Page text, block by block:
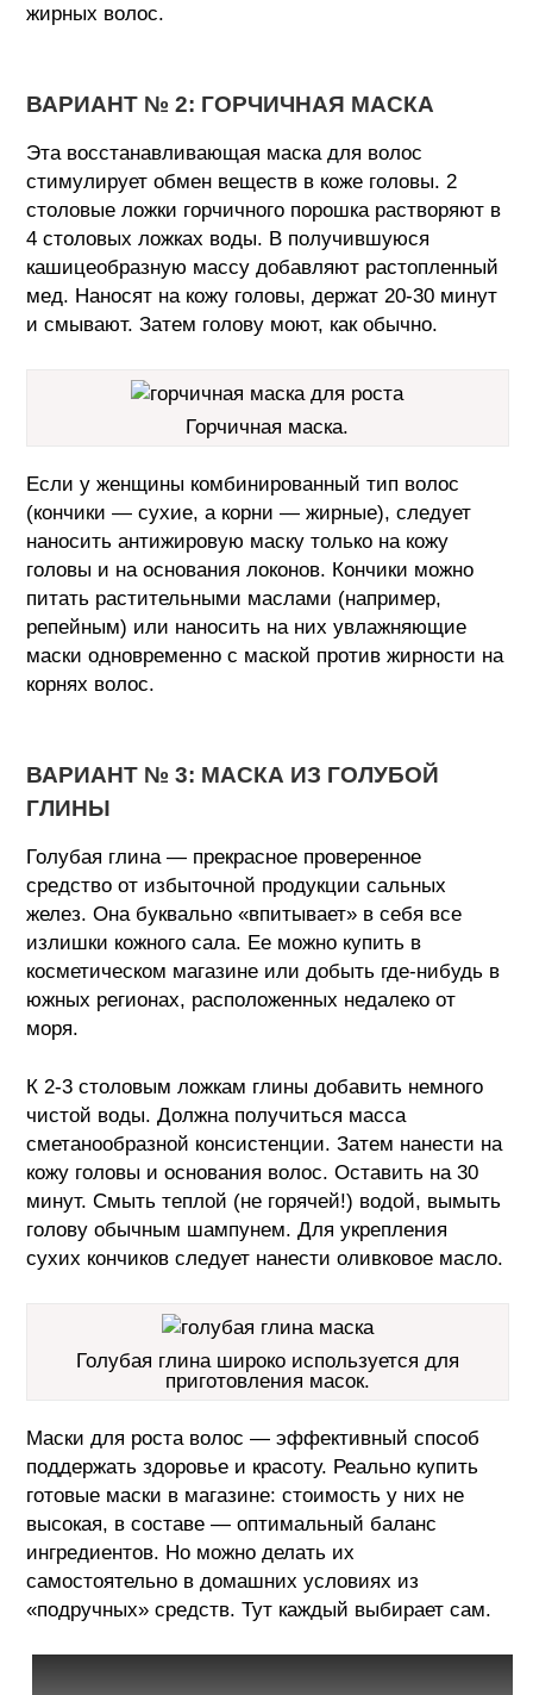
жирных волос.
ВАРИАНТ № 2: ГОРЧИЧНАЯ МАСКА
Эта восстанавливающая маска для волос
стимулирует обмен веществ в коже головы. 2
столовые ложки горчичного порошка растворяют в
4 столовых ложках воды. В получившуюся
кашицеобразную массу добавляют растопленный
мед. Наносят на кожу головы, держат 20-30 минут
и смывают. Затем голову моют, как обычно.
Горчичная маска.
Если у женщины комбинированный тип волос
(кончики — сухие, а корни — жирные), следует
наносить антижировую маску только на кожу
головы и на основания локонов. Кончики можно
питать растительными маслами (например,
репейным) или наносить на них увлажняющие
маски одновременно с маской против жирности на
корнях волос.
ВАРИАНТ № 3: МАСКА ИЗ ГОЛУБОЙ
ГЛИНЫ
Голубая глина — прекрасное проверенное
средство от избыточной продукции сальных
желез. Она буквально «впитывает» в себя все
излишки кожного сала. Ее можно купить в
косметическом магазине или добыть где-нибудь в
южных регионах, расположенных недалеко от
моря.
К 2-3 столовым ложкам глины добавить немного
чистой воды. Должна получиться масса
сметанообразной консистенции. Затем нанести на
кожу головы и основания волос. Оставить на 30
минут. Смыть теплой (не горячей!) водой, вымыть
голову обычным шампунем. Для укрепления
сухих кончиков следует нанести оливковое масло.
Голубая глина широко используется для
приготовления масок.
Маски для роста волос — эффективный способ
поддержать здоровье и красоту. Реально купить
готовые маски в магазине: стоимость у них не
высокая, в составе — оптимальный баланс
ингредиентов. Но можно делать их
самостоятельно в домашних условиях из
«подручных» средств. Тут каждый выбирает сам.